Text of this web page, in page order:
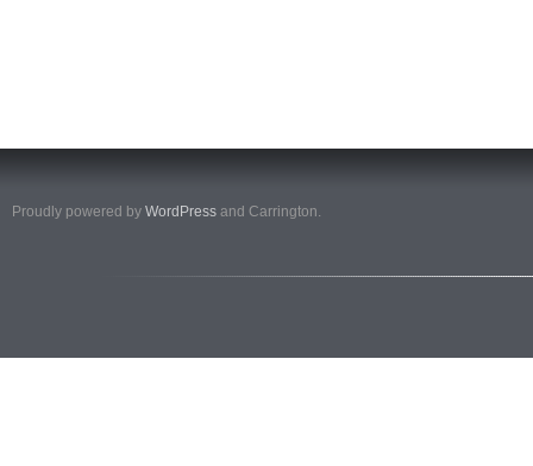
Proudly powered by WordPress and Carrington.